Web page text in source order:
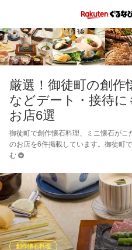
厳選！御徒町の創作
などデート・接待
お店6選
御徒町で創作懐石料理、ミニ懐石が
のお店を6件掲載しています。御徒町
む
創作懐石料理